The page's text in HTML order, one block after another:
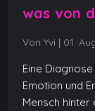
was von
Von Yvi | 01.
Eine
Emotion und
Mensch hinter